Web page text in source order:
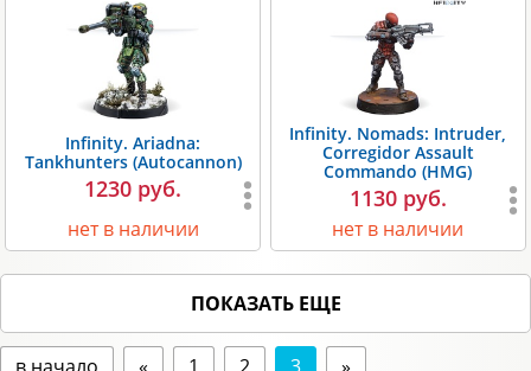
Infinity. Ariadna:
Tankhunters (Autocannon)
1230 руб.
нет в наличии
Infinity. Nomads: Intruder,
Corregidor Assault
Commando (HMG)
1130 руб.
нет в наличии
ПОКАЗАТЬ ЕЩЕ